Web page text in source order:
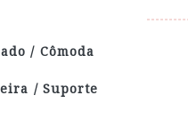
/ Cômoda
/ Suporte